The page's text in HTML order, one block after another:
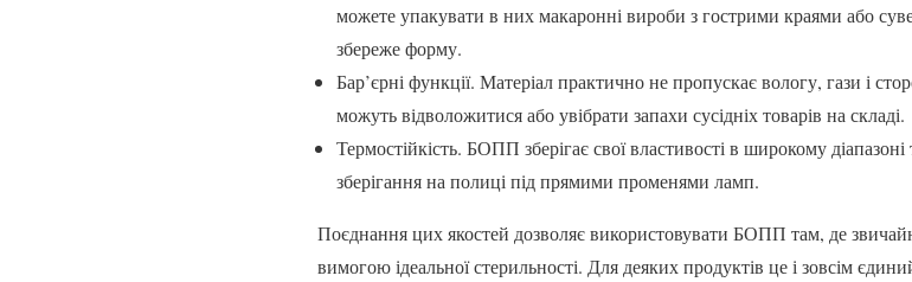
можете упакувати в них макаронні вироби з гострими краями або
збереже форму.
Бар’єрні функції. Матеріал практично не пропускає вологу, гази і
можуть відволожитися або увібрати запахи сусідніх товарів на складі.
Термостійкість. БОПП зберігає свої властивості в широкому
зберігання на полиці під прямими променями ламп.
Поєднання цих якостей дозволяє використовувати БОПП там, де
вимогою ідеальної стерильності. Для деяких продуктів це і зовсім